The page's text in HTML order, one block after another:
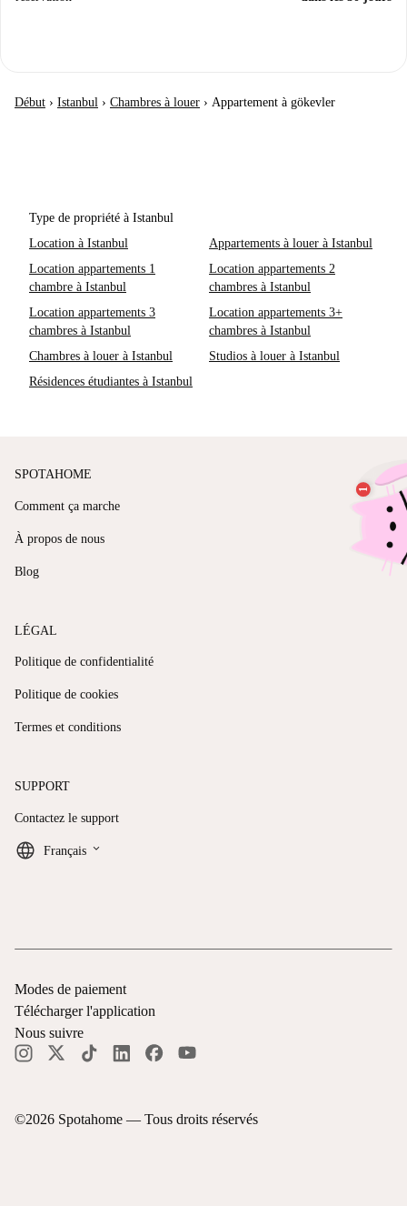
Début › Istanbul › Chambres à louer › Appartement à gökevler
Type de propriété à Istanbul
Location à Istanbul
Appartements à louer à Istanbul
Location appartements 1
chambre à Istanbul
Location appartements 2
chambres à Istanbul
Location appartements 3
chambres à Istanbul
Location appartements 3+
chambres à Istanbul
Chambres à louer à Istanbul
Studios à louer à Istanbul
Résidences étudiantes à Istanbul
SPOTAHOME
Comment ça marche
À propos de nous
Blog
LÉGAL
Politique de confidentialité
Politique de cookies
Termes et conditions
SUPPORT
Contactez le support
Français keyboard_arrow_down
©2026 Spotahome — Tous droits réservés
Modes de paiement
Télécharger l'application
Nous suivre